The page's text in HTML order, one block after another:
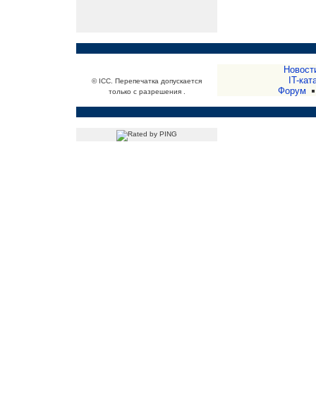
© ICC. Перепечатка допускается
только с разрешения .
IT-
Форум